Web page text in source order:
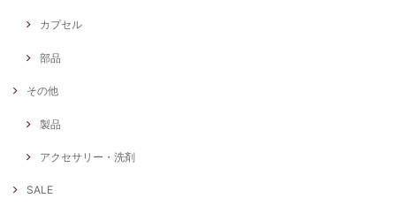
カプセル
部品
その他
製品
アクセサリー・洗剤
SALE